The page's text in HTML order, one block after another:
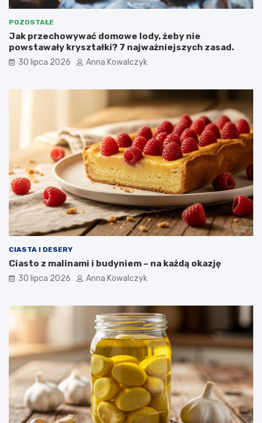
POZOSTAŁE
Jak przechowywać domowe lody, żeby nie
powstawały kryształki? 7 najważniejszych zasad.
30 lipca 2026 Anna Kowalczyk
CIASTA I DESERY
Ciasto z malinami i budyniem – na każdą okazję
30 lipca 2026 Anna Kowalczyk